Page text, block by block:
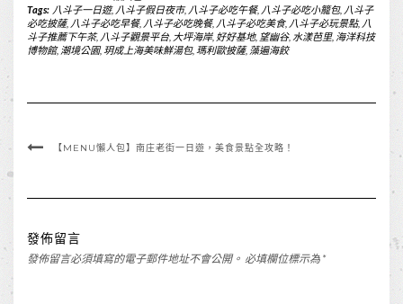
Tags: 八斗子一日遊, 八斗子假日夜市, 八斗子必吃午餐, 八斗子必吃小籠包, 八斗子
必吃披薩, 八斗子必吃早餐, 八斗子必吃晚餐, 八斗子必吃美食, 八斗子必玩景點, 八
斗子推薦下午茶, 八斗子觀景平台, 大坪海岸, 好好基地, 望幽谷, 水漾芭里, 海洋科技
博物館, 潮境公園,玥成上海美味鮮湯包, 瑪利歐披薩, 藻遍海餃
【MENU懶人包】南庄老街一日遊，美食景點全攻略！
發佈留言
發佈留言必須填寫的電子郵件地址不會公開。 必填欄位標示為 *